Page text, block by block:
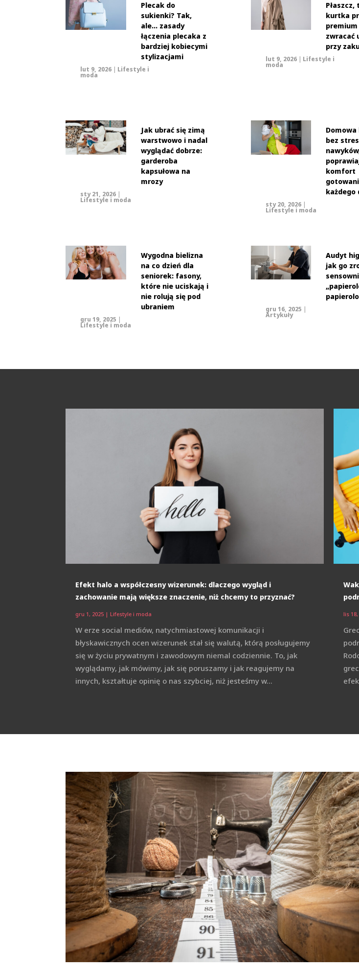
Plecak do
sukienki? Tak,
ale… zasady
łączenia plecaka z
bardziej kobiecymi
stylizacjami
lut 9, 2026 | Lifestyle i
moda
Jak ubrać się zimą
warstwowo i nadal
wyglądać dobrze:
garderoba
kapsułowa na
mrozy
sty 21, 2026 |
Lifestyle i moda
Wygodna bielizna
na co dzień dla
seniorek: fasony,
które nie uciskają i
nie rolują się pod
ubraniem
gru 19, 2025 |
Lifestyle i moda
Płaszcz,
kurtka
premium
zwracać
przy
lut 9, 2026| Lifestyle i
moda
bez
komfort
każdego
sty 20, 2026|
Lifestyle i moda
Audyt
jak go
gru 16, 2025 |
Artykuły
Efekt halo a współczesny wizerunek: dlaczego wygląd i
zachowanie mają większe znaczenie, niż chcemy to przyznać?
gru 1, 2025 |Lifestyle i moda
W erze social mediów, natychmiastowej komunikacji i
błyskawicznych ocen wizerunek stał się walutą, którą posługujemy
się w życiu prywatnym i zawodowym niemal codziennie. To, jak
wyglądamy, jak mówimy, jak się poruszamy i jak reagujemy na
innych, kształtuje opinię o nas szybciej, niż jesteśmy w...
lis 18,